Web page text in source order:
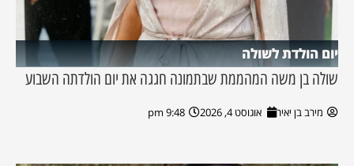
יום הולדת לשולה
שולה בן משה המהממת שבתמונה חגגה את יום הולדתה השבוע
מירב בן יאיר אוגוסט 4, 2026 9:48 pm